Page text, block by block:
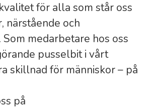
för alla som står oss
närstående och
medarbetare hos oss
pusselbit i vårt
skillnad för människor – på
på